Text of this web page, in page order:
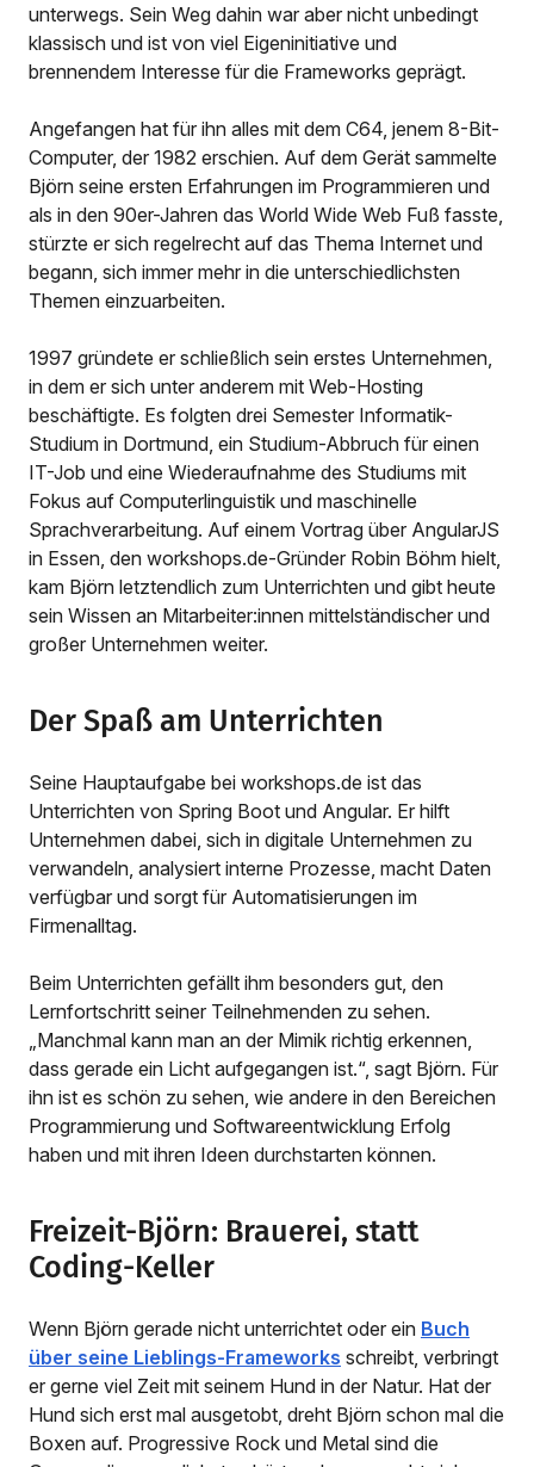
unterwegs. Sein Weg dahin war aber nicht unbedingt
klassisch und ist von viel Eigeninitiative und
brennendem Interesse für die Frameworks geprägt.
Angefangen hat für ihn alles mit dem C64, jenem 8-Bit-
Computer, der 1982 erschien. Auf dem Gerät sammelte
Björn seine ersten Erfahrungen im Programmieren und
als in den 90er-Jahren das World Wide Web Fuß fasste,
stürzte er sich regelrecht auf das Thema Internet und
begann, sich immer mehr in die unterschiedlichsten
Themen einzuarbeiten.
1997 gründete er schließlich sein erstes Unternehmen,
in dem er sich unter anderem mit Web-Hosting
beschäftigte. Es folgten drei Semester Informatik-
Studium in Dortmund, ein Studium-Abbruch für einen
IT-Job und eine Wiederaufnahme des Studiums mit
Fokus auf Computerlinguistik und maschinelle
Sprachverarbeitung. Auf einem Vortrag über AngularJS
in Essen, den workshops.de-Gründer Robin Böhm hielt,
kam Björn letztendlich zum Unterrichten und gibt heute
sein Wissen an Mitarbeiter:innen mittelständischer und
großer Unternehmen weiter.
Der Spaß am Unterrichten
Seine Hauptaufgabe bei workshops.de ist das
Unterrichten von Spring Boot und Angular. Er hilft
Unternehmen dabei, sich in digitale Unternehmen zu
verwandeln, analysiert interne Prozesse, macht Daten
verfügbar und sorgt für Automatisierungen im
Firmenalltag.
Beim Unterrichten gefällt ihm besonders gut, den
Lernfortschritt seiner Teilnehmenden zu sehen.
„Manchmal kann man an der Mimik richtig erkennen,
dass gerade ein Licht aufgegangen ist.“, sagt Björn. Für
ihn ist es schön zu sehen, wie andere in den Bereichen
Programmierung und Softwareentwicklung Erfolg
haben und mit ihren Ideen durchstarten können.
Freizeit-Björn: Brauerei, statt
Coding-Keller
Wenn Björn gerade nicht unterrichtet oder ein Buch
über seine Lieblings-Frameworks schreibt, verbringt
er gerne viel Zeit mit seinem Hund in der Natur. Hat der
Hund sich erst mal ausgetobt, dreht Björn schon mal die
Boxen auf. Progressive Rock und Metal sind die